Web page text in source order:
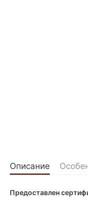
Описание
Предоставлен